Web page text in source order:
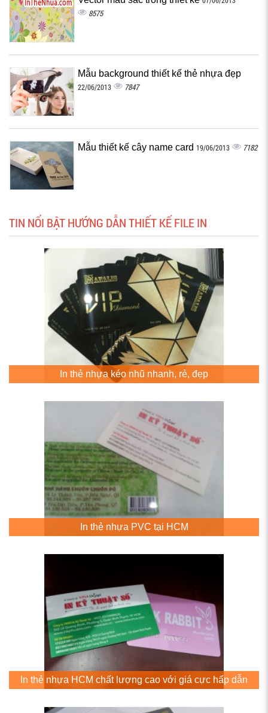
8575
Mẫu background thiết kế thẻ nhựa đẹp
22/06/2013 7847
Mẫu thiết kế cây name card 19/06/2013 7182
TIN NỔI BẬT HƯỚNG DẪN THIẾT KẾ FILE IN
In thẻ nhựa kéo nhũ nhanh, rẻ, đẹp
In thẻ nhựa PVC tại HCM
In thẻ nhựa HCM chất lượng cao với giá cực hấp dẫn